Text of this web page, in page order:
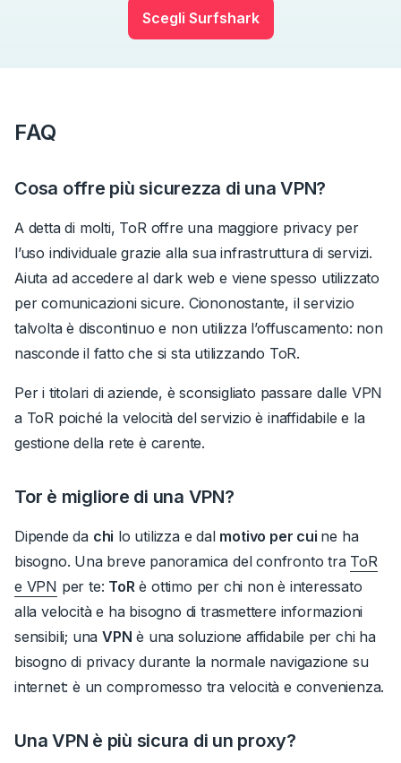
Scegli Surfshark
FAQ
Cosa offre più sicurezza di una VPN?
A detta di molti, ToR offre una maggiore privacy per
l’uso individuale grazie alla sua infrastruttura di servizi.
Aiuta ad accedere al dark web e viene spesso utilizzato
per comunicazioni sicure. Ciononostante, il servizio
talvolta è discontinuo e non utilizza l’offuscamento: non
nasconde il fatto che si sta utilizzando ToR.
Per i titolari di aziende, è sconsigliato passare dalle VPN
a ToR poiché la velocità del servizio è inaffidabile e la
gestione della rete è carente.
Tor è migliore di una VPN?
Dipende da chi lo utilizza e dal motivo per cui ne ha
bisogno. Una breve panoramica del confronto tra ToR
e VPN per te: ToR è ottimo per chi non è interessato
alla velocità e ha bisogno di trasmettere informazioni
sensibili; unaVPN è una soluzione affidabile per chi ha
bisogno di privacy durante la normale navigazione su
internet: è un compromesso tra velocità e convenienza.
Una VPN è più sicura di un proxy?